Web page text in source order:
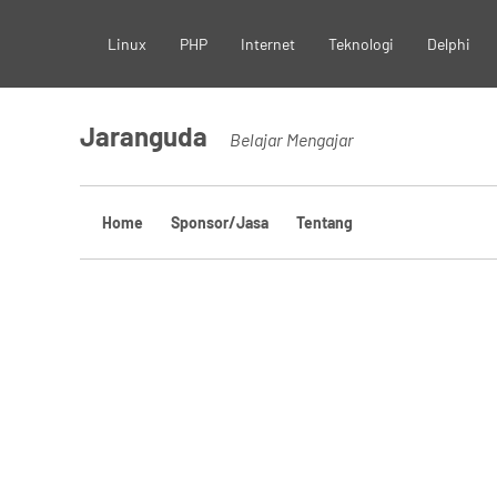
content
Linux PHP Internet Teknologi Delphi
Jaranguda Belajar Mengajar
Home Sponsor/Jasa Tentang